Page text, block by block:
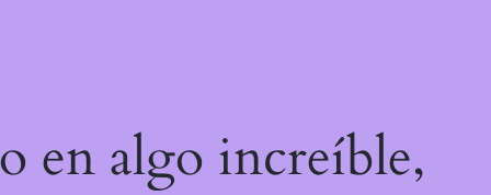
en algo increíble,